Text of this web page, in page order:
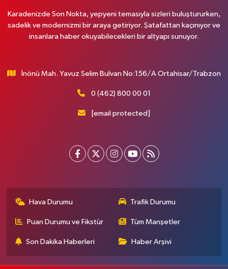
Karadenizde Son Nokta, yepyeni temasıyla sizleri buluştururken,
sadelik ve modernizmi bir araya getiriyor. Şatafattan kaçınıyor ve
insanlara haber okuyabilecekleri bir altyapı sunuyor.
İnönü Mah. Yavuz Selim Bulvarı No:156/A Ortahisar/Trabzon
0 (462) 800 00 01
[email protected]
Hava Durumu Trafik Durumu
Puan Durumu ve Fikstür Tüm Manşetler
Son Dakika Haberleri Haber Arşivi